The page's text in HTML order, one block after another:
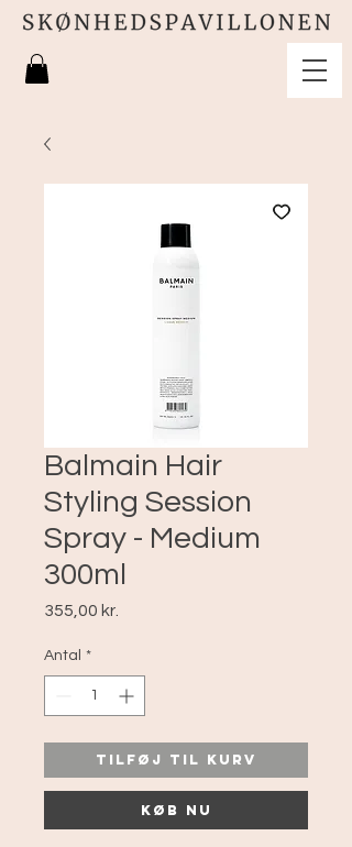
Balmain Hair
Styling Session
Spray - Medium
300ml
355,00 kr.
Antal *
Tilføj til kurv
Køb nu